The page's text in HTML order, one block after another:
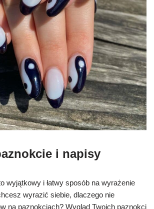
i napisy
wyjątkowy i łatwy sposób na wyrażenie
wyrazić siebie, dlaczego nie
na paznokciach? Wygląd Twoich paznokci